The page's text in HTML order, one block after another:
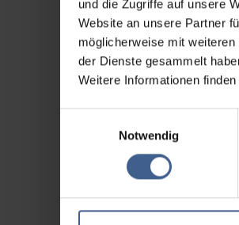
und die Zugriffe auf unsere
Website an unsere Partner
möglicherweise mit
der Dienste gesammelt
Weitere Informationen
Notwendig